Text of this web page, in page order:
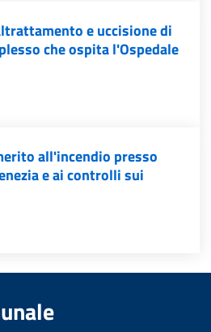
e uccisione di
che ospita l'Ospedale
all'incendio presso
e ai controlli sui